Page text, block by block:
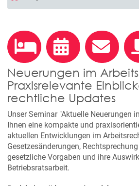
Neuerungen im
Praxisrelevante
rechtliche Updates
Unser Seminar "Aktuelle Neuerungen
Ihnen eine kompakte und
aktuellen Entwicklungen im
Gesetzesänderungen,
gesetzliche Vorgaben und ihre
Betriebsratsarbeit.